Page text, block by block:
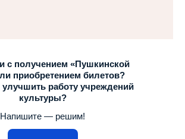
с получением «Пушкинской
приобретением билетов?
улучшить работу учреждений
культуры?
Напишите — решим!